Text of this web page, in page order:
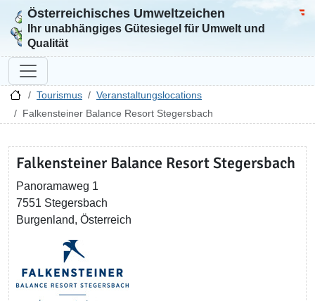
Zur Startseite
Österreichisches Umweltzeichen
Ihr unabhängiges Gütesiegel für Umwelt und
Qualität
Tourismus
Veranstaltungslocations
Falkensteiner Balance Resort Stegersbach
Falkensteiner Balance Resort Stegersbach
Panoramaweg 1
7551 Stegersbach
Burgenland, Österreich